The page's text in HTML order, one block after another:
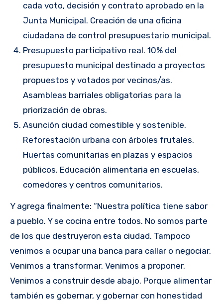
cada voto, decisión y contrato aprobado en la
Junta Municipal. Creación de una oficina
ciudadana de control presupuestario municipal.
Presupuesto participativo real. 10% del
presupuesto municipal destinado a proyectos
propuestos y votados por vecinos/as.
Asambleas barriales obligatorias para la
priorización de obras.
Asunción ciudad comestible y sostenible.
Reforestación urbana con árboles frutales.
Huertas comunitarias en plazas y espacios
públicos. Educación alimentaria en escuelas,
comedores y centros comunitarios.
Y agrega finalmente: “Nuestra política tiene sabor
a pueblo. Y se cocina entre todos. No somos parte
de los que destruyeron esta ciudad. Tampoco
venimos a ocupar una banca para callar o negociar.
Venimos a transformar. Venimos a proponer.
Venimos a construir desde abajo. Porque alimentar
también es gobernar, y gobernar con honestidad